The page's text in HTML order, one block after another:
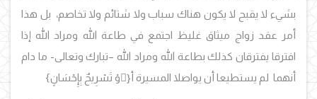
بشيء لا يقبح لا يكون هناك سباب ولا شتائم ولا تخاصم، بل هذا
أمر عقد زواج ميثاق غليظ اجتمع في طاعة الله ومراد الله إذا
افترقا يفترقان كذلك بطاعة الله ومراد الله –تبارك وتعالى- ما دام
أنهما لم يستطيعا أن يواصلا المسيرة أ{َوْ تَسْرِيحٌ بِإِحْسَانٍ}